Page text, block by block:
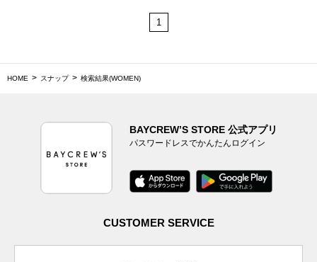
1
HOME スナップ 検索結果(WOMEN)
BAYCREW’S STORE 公式アプリ
パスワードレスでかんたんログイン
CUSTOMER SERVICE